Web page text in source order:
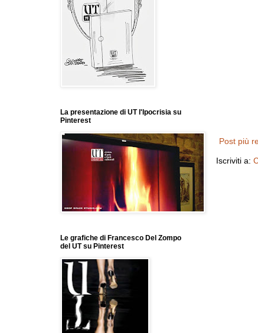
Post più
Iscriviti a:
La presentazione di UT l'Ipocrisia su
Pinterest
Le grafiche di Francesco Del Zompo
del UT su Pinterest